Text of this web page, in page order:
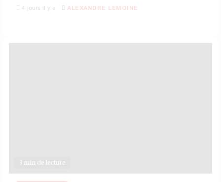
4 jours il y a ALEXANDRE LEMOINE
3 min de lecture